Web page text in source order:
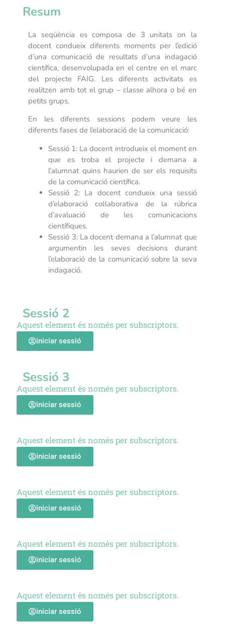
Resum
La seqüència es composa de 3 unitats on la
docent condueix diferents moments per l’edició
d’una comunicació de resultats d’una indagació
científica, desenvolupada en el centre en el marc
del projecte FAIG. Les diferents activitats es
realitzen amb tot el grup – classe alhora o bé en
petits grups.
En les diferents sessions podem veure les
diferents fases de l’elaboració de la comunicació:
Sessió 1: La docent introdueix el moment en
que es troba el projecte i demana a
l’alumnat quins haurien de ser els requisits
de la comunicació científica.
Sessió 2: La docent condueix una sessió
d’elaboració col·laborativa de la rúbrica
d’avaluació de les comunicacions
científiques.
Sessió 3: La docent demana a l’alumnat que
argumentin les seves decisions durant
l’elaboració de la comunicació sobre la seva
indagació.
Sessió 2
Aquest element és només per subscriptors.
iniciar sessió
Sessió 3
Aquest element és només per subscriptors.
iniciar sessió
Aquest element és només per subscriptors.
iniciar sessió
Aquest element és només per subscriptors.
iniciar sessió
Aquest element és només per subscriptors.
iniciar sessió
Aquest element és només per subscriptors.
iniciar sessió